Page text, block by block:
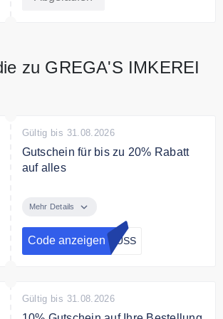
zu GREGA'S IMKEREI
Gültig bis 31.08.2026
Gutschein für bis zu 20% Rabatt
auf alles
jeder Bestellung und 20% Rabatt
ab 70€ Mindestbestellwert.
Mehr Details
Code anzeigen RUSS
Gültig bis 31.08.2026